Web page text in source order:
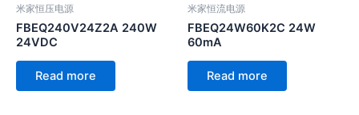
米家恒压电源
FBEQ240V24Z2A 240W
24VDC
Read more
米家恒流电源
FBEQ24W60K2C 24W
60mA
Read more